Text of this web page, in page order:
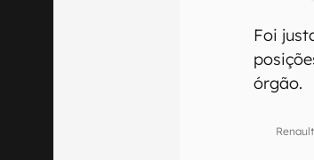
Foi
órgão.